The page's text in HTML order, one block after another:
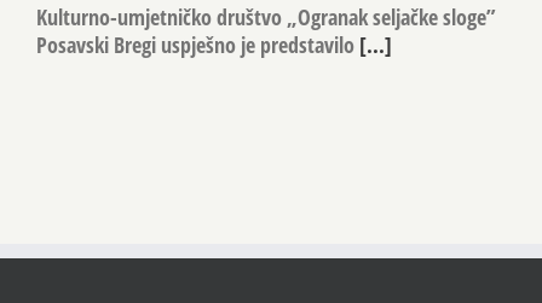
Kulturno-umjetničko društvo „Ogranak seljačke sloge”
Posavski Bregi uspješno je predstavilo [...]